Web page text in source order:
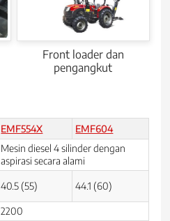
Front loader dan
pengangkut
EMF554X EMF604
Mesin diesel 4 silinder dengan
aspirasi secara alami
40.5 (55) 44.1 (60)
2200